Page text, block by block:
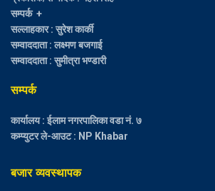
सम्पर्क +
सल्लाहकार : सुरेश कार्की
सम्वाददाता : लक्ष्मण बजगाई
सम्वाददाता : सुमीत्रा भण्डारी
सम्पर्क
कार्यालय : ईलाम नगरपालिका वडा नं. ७
कम्प्युटर ले-आउट : NP Khabar
बजार व्यवस्थापक